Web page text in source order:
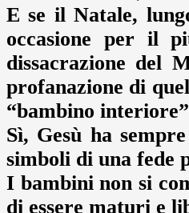
E se il Natale,
occasione per il
dissacrazione del
profanazione di
“bambino
Sì, Gesù ha
simboli di una fede
I bambini non si
di essere maturi e